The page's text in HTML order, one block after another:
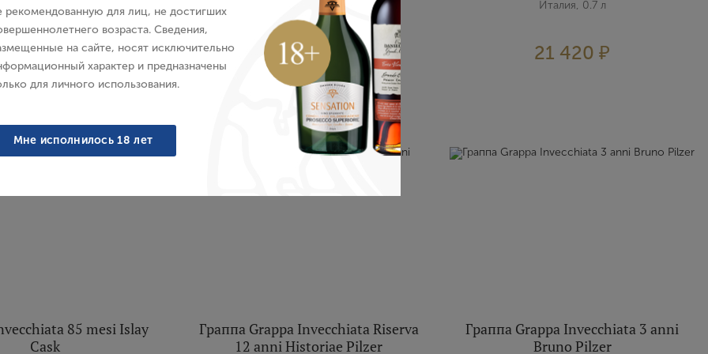
10 065 ₽
Италия, 0.5 л
11 230 ₽
Италия, 0.7 л
21 420 ₽
85 mesi Islay
Cask
Граппа Grappa Invecchiata Riserva
12 anni Historiae Pilzer
Граппа Grappa Invecchiata 3 anni
Bruno Pilzer
рекомендованную для лиц, не достигших
возраста. Сведения,
на сайте, носят исключительно
характер и предназначены
для личного использования.
Мне исполнилось 18 лет
Пароль
Забыли пароль?